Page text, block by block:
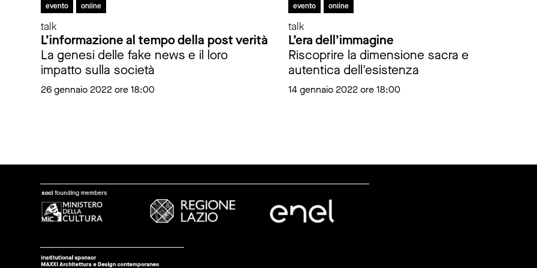
evento online
talk
L’informazione al tempo della post verità
La genesi delle fake news e il loro
impatto sulla società
26 gennaio 2022 ore 18:00
evento online
talk
L’era dell’immagine
Riscoprire la dimensione sacra e
autentica dell'esistenza
14 gennaio 2022 ore 18:00